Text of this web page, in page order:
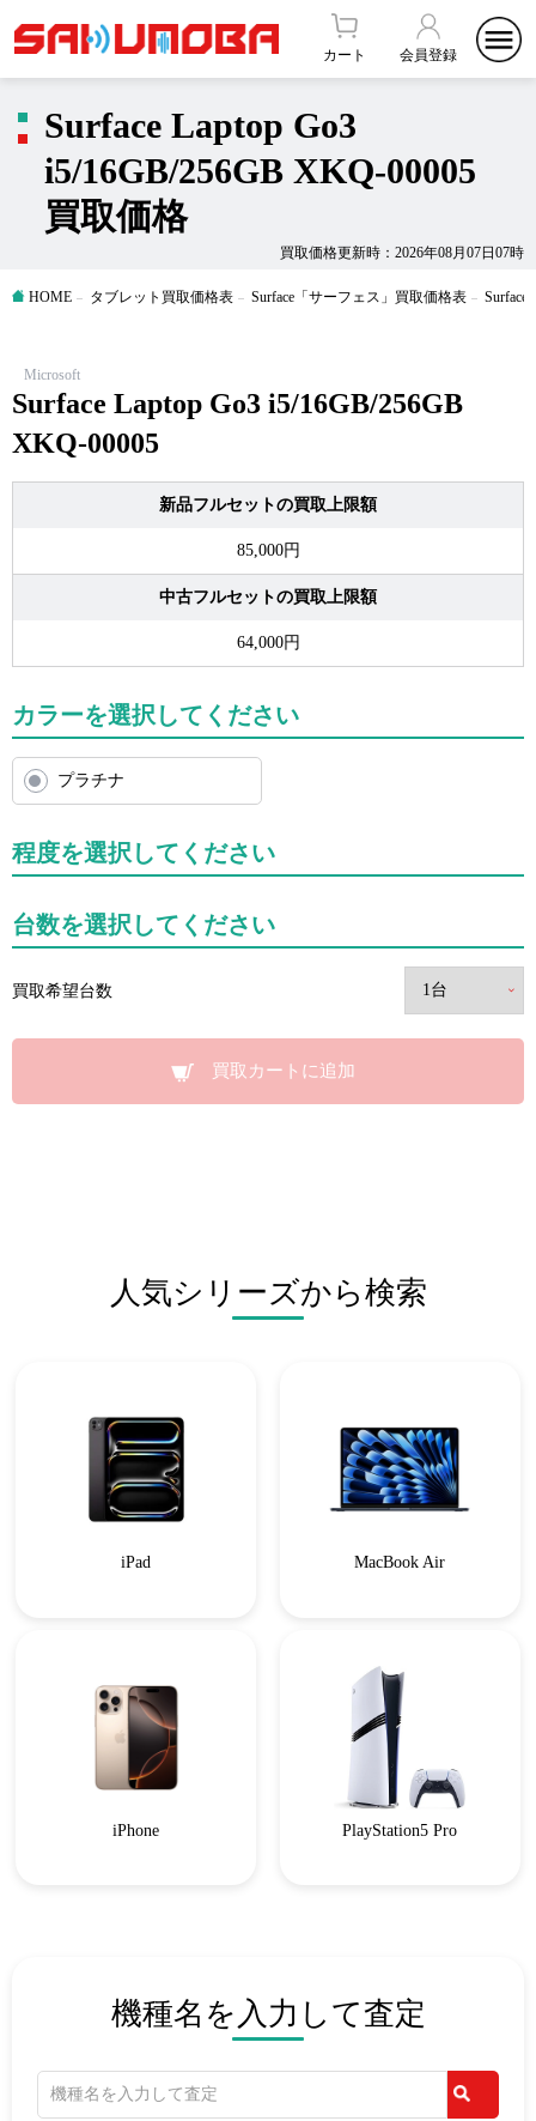
カート 会員登録
買取価格更新時：2026年08月07日07時
Surface Laptop Go3
i5/16GB/256GB XKQ-00005
買取価格
HOME タブレット買取価格表 Surface「サーフェス」買取価格表 Surface
Microsoft
Surface Laptop Go3 i5/16GB/256GB
XKQ-00005
新品フルセットの買取上限額
85,000円
中古フルセットの買取上限額
64,000円
カラーを選択してください
プラチナ
程度を選択してください
台数を選択してください
買取希望台数
買取カートに追加
人気シリーズから検索
iPad MacBook Air
iPhone PlayStation5 Pro
機種名を入力して査定